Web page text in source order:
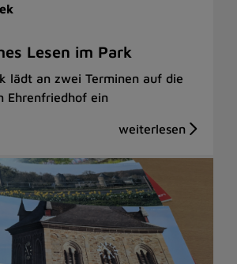
Lesen im Park
lädt an zwei Terminen auf die
Ehrenfriedhof ein